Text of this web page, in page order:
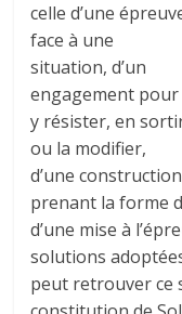
celle d’une
face à une
situation, d’un
engagement pour
y résister, en
ou la modifier,
d’une construction
prenant la forme
d’une mise à
solutions
peut retrouver ce